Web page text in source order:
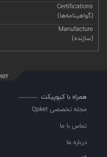
Certifications
(گواهینامه‌ها)
Manufacture
(سازنده)
همراه با کیوپیکت
مجله تخصصی Qpket
تماس با ما
درباره ما